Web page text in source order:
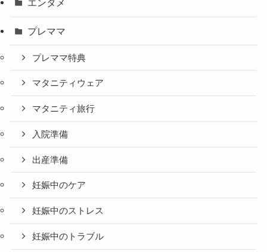
エンタメ
プレママ
プレママ特典
マタニティウェア
マタニティ旅行
入院準備
出産準備
妊娠中のケア
妊娠中のストレス
妊娠中のトラブル